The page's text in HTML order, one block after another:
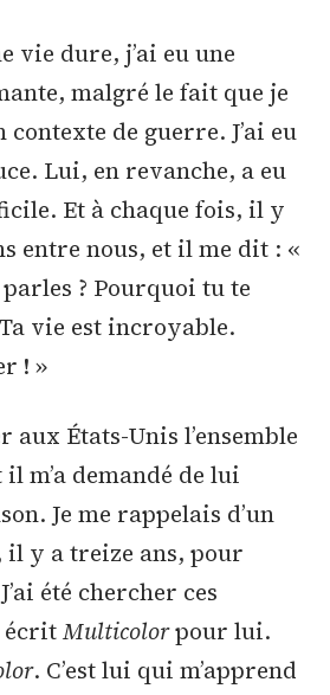
vie dure, j’ai eu une
malgré le fait que je
contexte de guerre. J’ai eu
Lui, en revanche, a eu
Et à chaque fois, il y
entre nous, et il me dit : «
? Pourquoi tu te
vie est incroyable.
! »
aux États-Unis l’ensemble
m’a demandé de lui
Je me rappelais d’un
il y a treize ans, pour
été chercher ces
écritMulticolorpour lui.
. C’est lui qui m’apprend